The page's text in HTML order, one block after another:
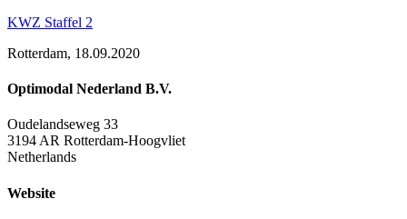
KWZ Staffel 2
Rotterdam, 18.09.2020
Optimodal Nederland B.V.
Oudelandseweg 33
3194 AR Rotterdam-Hoogvliet
Netherlands
Website